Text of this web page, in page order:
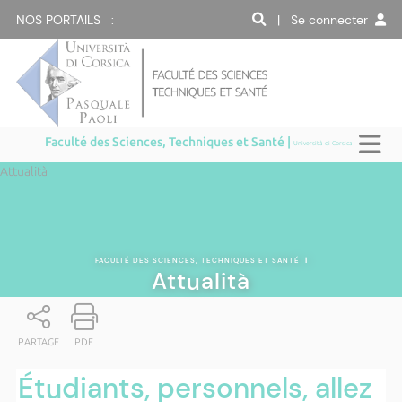
NOS PORTAILS : | Se connecter
Faculté des Sciences, Techniques et Santé |Università di Corsica
Attualità
FACULTÉ DES SCIENCES, TECHNIQUES ET SANTÉ |
Attualità
PARTAGE PDF
Étudiants, personnels, allez